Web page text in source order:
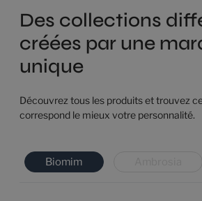
Des collections
créées par une
unique
Découvrez tous les produits et trouvez
correspond le mieux votre personnalité.
Biomim